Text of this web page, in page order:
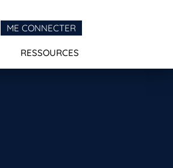
ME CONNECTER
RESSOURCES